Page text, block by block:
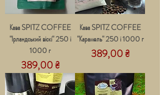
Кава SPITZ COFFEE
"Ірландський віскі" 250 і
1000 г
Ціна
389,00 ₴
Кава SPITZ COFFEE
"Карамель" 250 і 1000 г
Ціна
389,00 ₴